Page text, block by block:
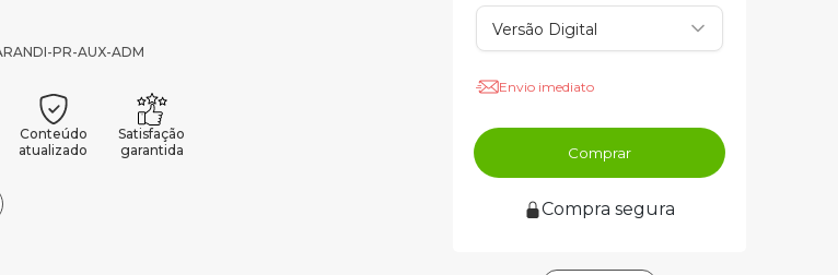
PR-AUX-ADM
Conteúdo
atualizado
Satisfação
garantida
Envio imediato
Comprar
Compra segura